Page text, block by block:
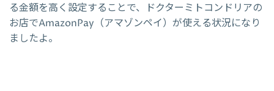
る金額を高く設定することで、ドクターミトコンドリアの
お店でAmazonPay（アマゾンペイ）が使える状況になり
ましたよ。